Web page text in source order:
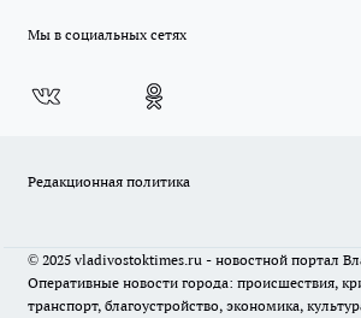
Мы в социальных сетях
Редакционная политика
© 2025 vladivostoktimes.ru - новостной портал
Оперативные новости города: происшествия,
транспорт, благоустройство, экономика,